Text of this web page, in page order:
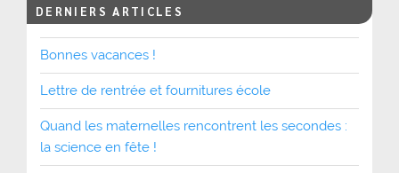
DERNIERS ARTICLES
Bonnes vacances !
Lettre de rentrée et fournitures école
Quand les maternelles rencontrent les secondes :
la science en fête !